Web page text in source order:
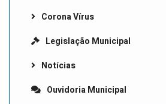
Corona Vírus
Legislação Municipal
Notícias
Ouvidoria Municipal